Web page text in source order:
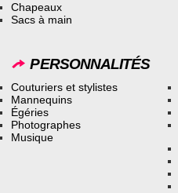
Chapeaux
Sacs à main
PERSONNALITÉS
Couturiers et stylistes
Mannequins
Égéries
Photographes
Musique